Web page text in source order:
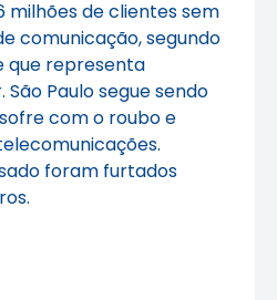
milhões de clientes sem
comunicação, segundo
que representa
Paulo segue sendo
com o roubo e
foram furtados